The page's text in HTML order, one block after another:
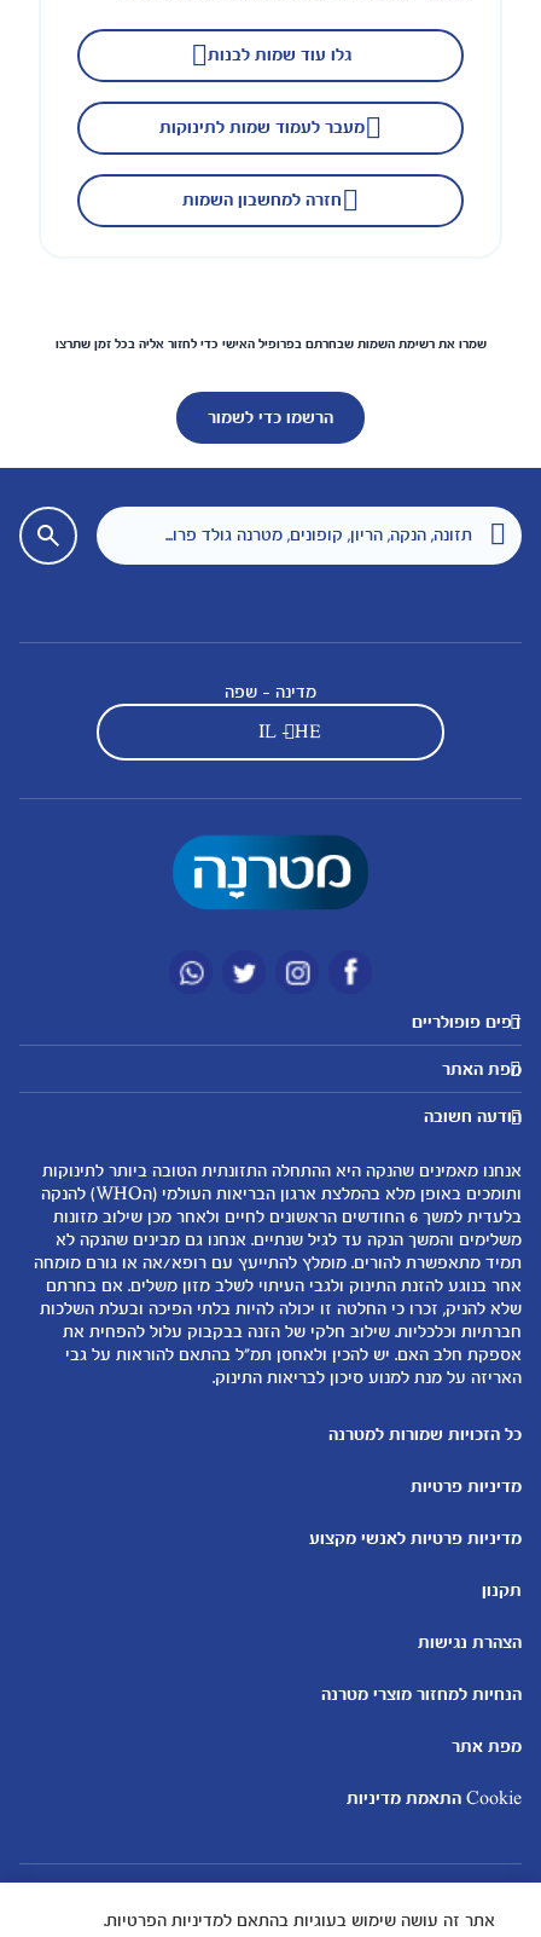
מעבר לעמוד שמות לתינוקות
חזרה למחשבון השמות
גלו עוד שמות לבנות
שמרו את רשימת השמות שבחרתם בפרופיל האישי כדי לחזור אליה בכל זמן שתרצו
הרשמו כדי לשמור
מדינה - שפה
IL - HE
דפים פופולריים
מטרנה לשירותכם
היועצות שלנו
שאלות נפוצות
אודות
لموقع متيرنا باللغة العربية
מועדון מטרנה
רכישת מוצרים
המוצרים שלנו
קופונים
מפת האתר
אבני דרך
לקראת הריון
0-6 חודשים
6-12 חודשים
12-24 חודשים
נושאים
שמות לתינוקות
התפתחות התינוק
תזונת תינוקות
טיפול בתינוק
הנקה
להיות הורים
מחשבון ביוץ
מחשבון שמות
מחשבון צבע עיניים
הודעה חשובה
אנחנו מאמינים שהנקה היא ההתחלה התזונתית הטובה ביותר לתינוקות
ותומכים באופן מלא בהמלצת ארגון הבריאות העולמי (הWHO) להנקה
בלעדית למשך 6 החודשים הראשונים לחיים ולאחר מכן שילוב מזונות
משלימים והמשך הנקה עד לגיל שנתיים. אנחנו גם מבינים שהנקה לא
תמיד מתאפשרת להורים. מומלץ להתייעץ עם רופא/אה או גורם מומחה
אחר בנוגע להזנת התינוק ולגבי העיתוי לשלב מזון משלים. אם בחרתם
שלא להניק, זכרו כי החלטה זו יכולה להיות בלתי הפיכה ובעלת השלכות
חברתיות וכלכליות. שילוב חלקי של הזנה בבקבוק עלול להפחית את
אספקת חלב האם. יש להכין ולאחסן תמ"ל בהתאם להוראות על גבי
האריזה על מנת למנוע סיכון לבריאות התינוק.
כל הזכויות שמורות למטרנה
מדיניות פרטיות
מדיניות פרטיות לאנשי מקצוע
תקנון
הצהרת נגישות
הנחיות למחזור מוצרי מטרנה
מפת אתר
Cookie התאמת מדיניות
אתר זה עושה שימוש בעוגיות בהתאם למדיניות הפרטיות.